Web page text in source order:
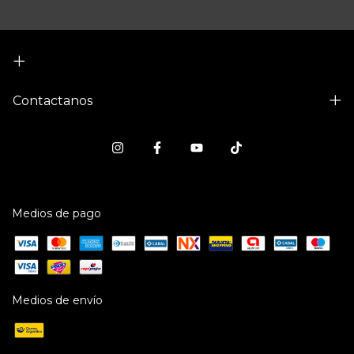
Contactanos
Medios de pago
Medios de envío